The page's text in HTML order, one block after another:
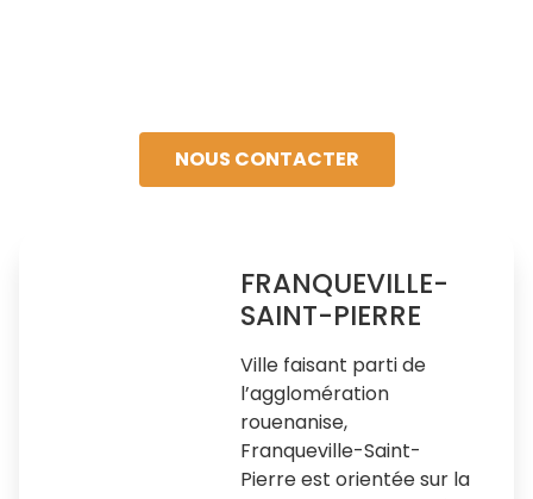
NOUS CONTACTER
FRANQUEVILLE-
SAINT-PIERRE
Ville faisant parti de
l’agglomération
rouenanise,
Franqueville-Saint-
Pierre est orientée sur la